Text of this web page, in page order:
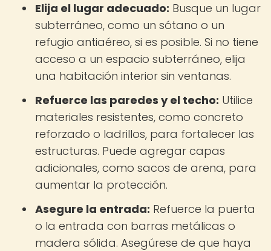
Elija el lugar adecuado: Busque un lugar
subterráneo, como un sótano o un
refugio antiaéreo, si es posible. Si no tiene
acceso a un espacio subterráneo, elija
una habitación interior sin ventanas.
Refuerce las paredes y el techo: Utilice
materiales resistentes, como concreto
reforzado o ladrillos, para fortalecer las
estructuras. Puede agregar capas
adicionales, como sacos de arena, para
aumentar la protección.
Asegure la entrada: Refuerce la puerta
o la entrada con barras metálicas o
madera sólida. Asegúrese de que haya